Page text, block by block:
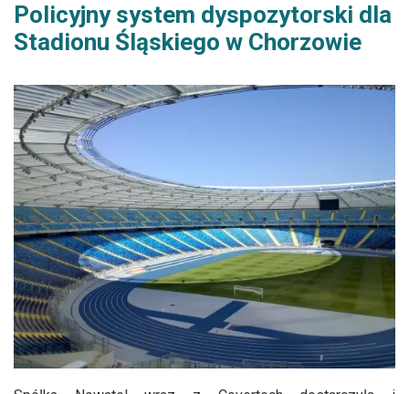
Policyjny system dyspozytorski dla
Stadionu Śląskiego w Chorzowie